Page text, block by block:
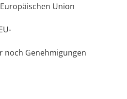
Union
noch Genehmigungen